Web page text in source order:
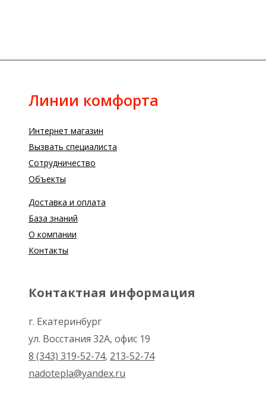
Линии комфорта
Интернет магазин
Вызвать специалиста
Сотрудничество
Объекты
Доставка и оплата
База знаний
О компании
Контакты
Контактная информация
г. Екатеринбург
ул. Восстания 32А, офис 19
8 (343) 319-52-74, 213-52-74
nadotepla@yandex.ru